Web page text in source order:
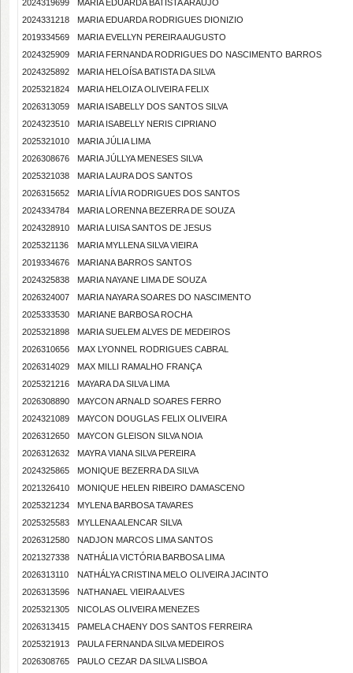
2024319699
MARIA EDUARDA BATISTA ARAUJO
2024331218
MARIA EDUARDA RODRIGUES DIONIZIO
2019334569
MARIA EVELLYN PEREIRA AUGUSTO
2024325909
MARIA FERNANDA RODRIGUES DO NASCIMENTO BARROS
2024325892
MARIA HELOÍSA BATISTA DA SILVA
2025321824
MARIA HELOIZA OLIVEIRA FELIX
2026313059
MARIA ISABELLY DOS SANTOS SILVA
2024323510
MARIA ISABELLY NERIS CIPRIANO
2025321010
MARIA JÚLIA LIMA
2026308676
MARIA JÚLLYA MENESES SILVA
2025321038
MARIA LAURA DOS SANTOS
2026315652
MARIA LÍVIA RODRIGUES DOS SANTOS
2024334784
MARIA LORENNA BEZERRA DE SOUZA
2024328910
MARIA LUISA SANTOS DE JESUS
2025321136
MARIA MYLLENA SILVA VIEIRA
2019334676
MARIANA BARROS SANTOS
2024325838
MARIA NAYANE LIMA DE SOUZA
2026324007
MARIA NAYARA SOARES DO NASCIMENTO
2025333530
MARIANE BARBOSA ROCHA
2025321898
MARIA SUELEM ALVES DE MEDEIROS
2026310656
MAX LYONNEL RODRIGUES CABRAL
2026314029
MAX MILLI RAMALHO FRANÇA
2025321216
MAYARA DA SILVA LIMA
2026308890
MAYCON ARNALD SOARES FERRO
2024321089
MAYCON DOUGLAS FELIX OLIVEIRA
2026312650
MAYCON GLEISON SILVA NOIA
2026312632
MAYRA VIANA SILVA PEREIRA
2024325865
MONIQUE BEZERRA DA SILVA
2021326410
MONIQUE HELEN RIBEIRO DAMASCENO
2025321234
MYLENA BARBOSA TAVARES
2025325583
MYLLENA ALENCAR SILVA
2026312580
NADJON MARCOS LIMA SANTOS
2021327338
NATHÁLIA VICTÓRIA BARBOSA LIMA
2026313110
NATHÁLYA CRISTINA MELO OLIVEIRA JACINTO
2026313596
NATHANAEL VIEIRA ALVES
2025321305
NICOLAS OLIVEIRA MENEZES
2026313415
PAMELA CHAENY DOS SANTOS FERREIRA
2025321913
PAULA FERNANDA SILVA MEDEIROS
2026308765
PAULO CEZAR DA SILVA LISBOA